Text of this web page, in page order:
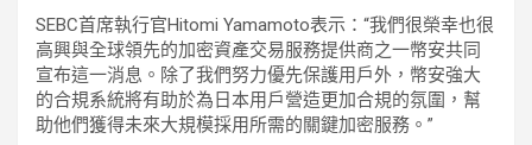
SEBC首席執行官Hitomi Yamamoto表示：“我們很榮幸也很
高興與全球領先的加密資產交易服務提供商之一幣安共同
宣布這一消息。除了我們努力優先保護用戶外，幣安強大
的合規系統將有助於為日本用戶營造更加合規的氛圍，幫
助他們獲得未來大規模採用所需的關鍵加密服務。”